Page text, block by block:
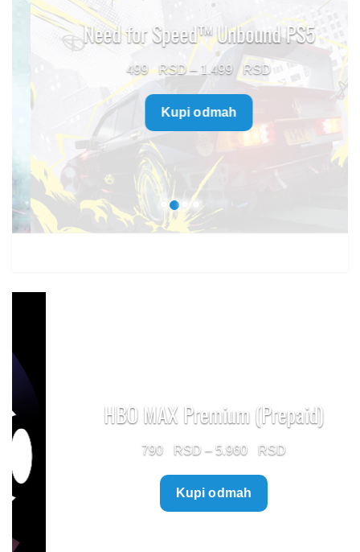
Need for Speed™ Unbound PS5
499 – 1.499
Price
through
Kupi odmah
HBO MAX Premium (Prepaid)
– 5.960
Price
range:
Kupi odmah